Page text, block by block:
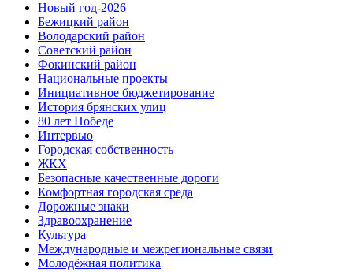
Новый год-2026
Бежицкий район
Володарский район
Советский район
Фокинский район
Национальные проекты
Инициативное бюджетирование
История брянских улиц
80 лет Победе
Интервью
Городская собственность
ЖКХ
Безопасные качественные дороги
Комфортная городская среда
Дорожные знаки
Здравоохранение
Культура
Международные и межрегиональные связи
Молодёжная политика